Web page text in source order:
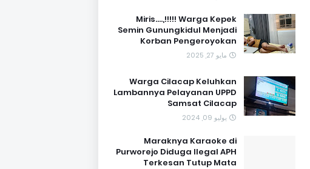
Miris....,!!!!! Warga Kepek
Semin Gunungkidul Menjadi
Korban Pengeroyokan
مايو 27, 2025
Warga Cilacap Keluhkan
Lambannya Pelayanan UPPD
Samsat Cilacap
يوليو 09, 2024
Maraknya Karaoke di
Purworejo Diduga Ilegal APH
Terkesan Tutup Mata